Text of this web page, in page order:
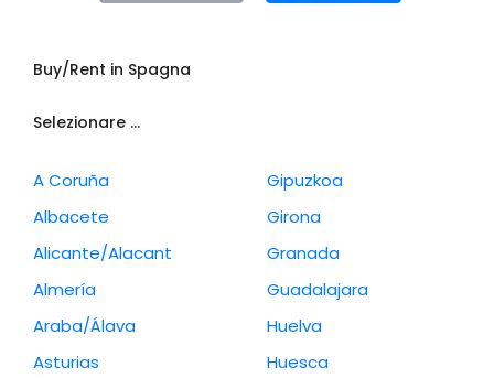
Buy/Rent in Spagna
Selezionare ...
A Coruña
Albacete
Alicante/Alacant
Almería
Araba/Álava
Asturias
Gipuzkoa
Girona
Granada
Guadalajara
Huelva
Huesca